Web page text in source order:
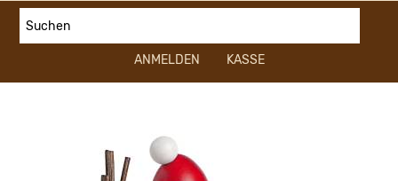
ANMELDEN KASSE